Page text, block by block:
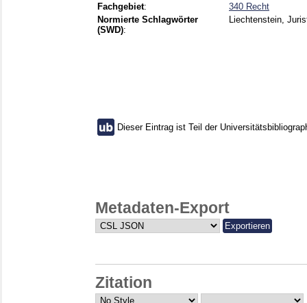
Fachgebiet:
340 Recht
Normierte Schlagwörter
(SWD):
Liechtenstein,
Dieser Eintrag ist Teil der
Metadaten-Export
Zitation